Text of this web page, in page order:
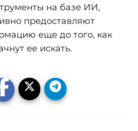
на базе ИИ,
предоставляют
еще до того, как
ее искать.